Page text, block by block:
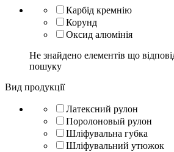
Карбід кремнію
Корунд
Оксид алюмінія
Не знайдено елементів що
пошуку
Вид продукції
Латексний рулон
Поролоновый рулон
Шліфувальна губка
Шліфувальний утюжок